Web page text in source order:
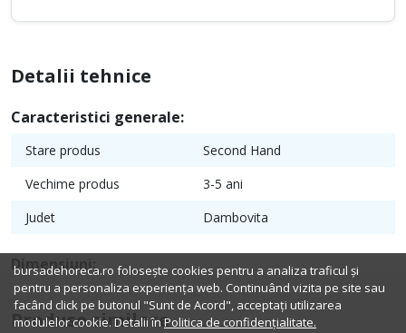
Detalii tehnice
Caracteristici generale:
Stare produs
Second Hand
Vechime produs
3-5 ani
Judet
Dambovita
Dimensiuni:
Produse similare
bursadehoreca.ro folosește cookies pentru a analiza traficul și
pentru a personaliza experiența web. Continuând vizita pe site sau
facând click pe butonul "Sunt de Acord", acceptați utilizarea
modulelor cookie. Detalii în Politica de confidențialitate.